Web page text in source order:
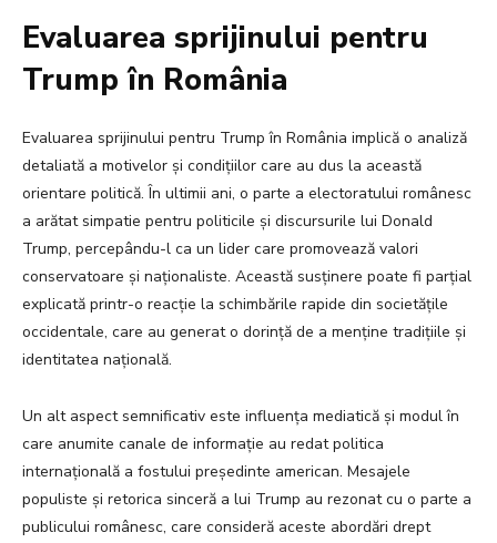
Evaluarea sprijinului pentru
Trump în România
Evaluarea sprijinului pentru Trump în România implică o analiză
detaliată a motivelor și condițiilor care au dus la această
orientare politică. În ultimii ani, o parte a electoratului românesc
a arătat simpatie pentru politicile și discursurile lui Donald
Trump, percepându-l ca un lider care promovează valori
conservatoare și naționaliste. Această susținere poate fi parțial
explicată printr-o reacție la schimbările rapide din societățile
occidentale, care au generat o dorință de a menține tradițiile și
identitatea națională.
Un alt aspect semnificativ este influența mediatică și modul în
care anumite canale de informație au redat politica
internațională a fostului președinte american. Mesajele
populiste și retorica sinceră a lui Trump au rezonat cu o parte a
publicului românesc, care consideră aceste abordări drept